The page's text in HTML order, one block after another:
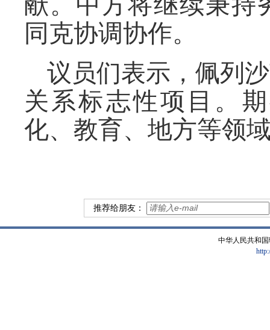
同克协调协作。
议员们表示，佩列
关系标志性项目。
化、教育、地方等领
推荐给朋友：
中华人民共和